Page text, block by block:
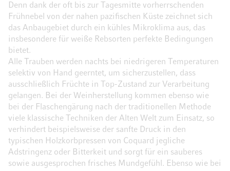
Denn dank der oft bis zur Tagesmitte vorherrschenden
Frühnebel von der nahen pazifischen Küste zeichnet sich
das Anbaugebiet durch ein kühles Mikroklima aus, das
insbesondere für weiße Rebsorten perfekte Bedingungen
bietet.
Alle Trauben werden nachts bei niedrigeren Temperaturen
selektiv von Hand geerntet, um sicherzustellen, dass
ausschließlich Früchte in Top-Zustand zur Verarbeitung
gelangen. Bei der Weinherstellung kommen ebenso wie
bei der Flaschengärung nach der traditionellen Methode
viele klassische Techniken der Alten Welt zum Einsatz, so
verhindert beispielsweise der sanfte Druck in den
typischen Holzkorbpressen von Coquard jegliche
Adstringenz oder Bitterkeit und sorgt für ein sauberes
sowie ausgesprochen frisches Mundgefühl. Ebenso wie bei